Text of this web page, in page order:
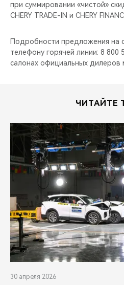
при суммировании «чистой»
CHERY TRADE-IN и CHERY
Подробности предложения на
телефону горячей линии: 8 800
салонах официальных дилеров
ЧИТАЙТЕ
30 апреля 2026